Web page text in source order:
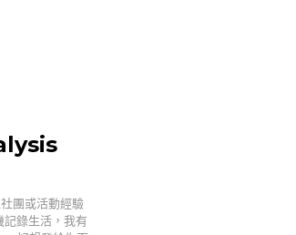
團或活動經驗
錄生活，我有